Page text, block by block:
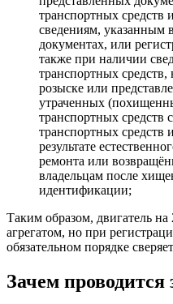
транспортных средств
сведениям, указанным
документах, или
также при наличии
транспортных средств,
розыске или
утраченных
транспортных средств
транспортных средств
результате
ремонта или
владельцам после
идентификации;
Таким образом, двигатель
агрегатом, но при
обязательном порядке
Зачем проводится